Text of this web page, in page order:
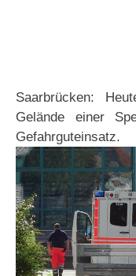
Saarbrücken:
Gelände einer
Gefahrguteinsatz.